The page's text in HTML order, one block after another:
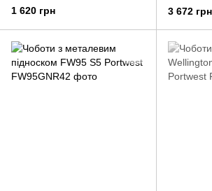
1 620 грн 3 672 грн